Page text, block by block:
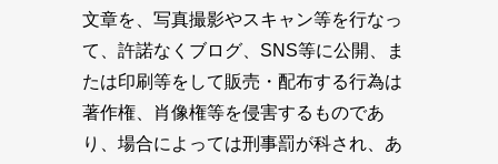
文章を、写真撮影やスキャン等を行なっ
て、許諾なくブログ、SNS等に公開、ま
たは印刷等をして販売・配布する行為は
著作権、肖像権等を侵害するものであ
り、場合によっては刑事罰が科され、あ